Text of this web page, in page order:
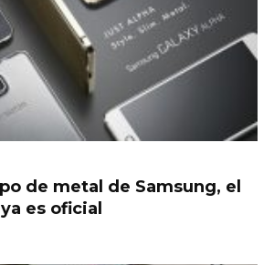
de metal de Samsung, el
es oficial